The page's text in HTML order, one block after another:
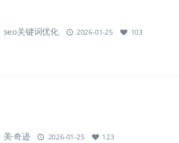
seo关键词优化 2026-01-25 103
美·奇迹 2026-01-25 123